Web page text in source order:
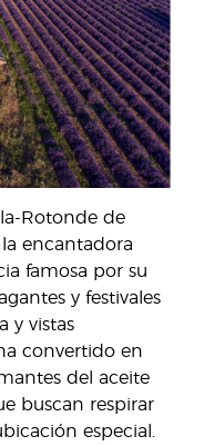
Rotonde de
encantadora
famosa por su
y festivales
y vistas
convertido en
del aceite
buscan respirar
especial.